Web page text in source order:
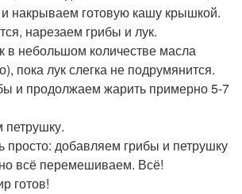
накрываем готовую кашу крышкой.
нарезаем грибы и лук.
в небольшом количестве масла
пока лук слегка не подрумянится.
и продолжаем жарить примерно 5-7
петрушку.
просто: добавляем грибы и петрушку
всё перемешиваем. Всё!
готов!